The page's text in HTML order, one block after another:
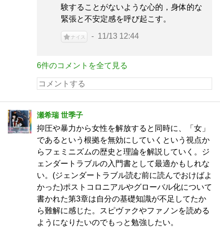
験することがないような心的，身体的な
緊張と不安定感を呼び起こす。
ナイス 11/13 12:44
6件のコメントを全て見る
瀬希瑞 世季子
抑圧や暴力から女性を解放すると同時に、「女」
であるという根拠を無効にしていくという視点か
らフェミニズムの歴史と理論を解説していく。ジ
ェンダートラブルの入門書として最適かもしれな
い。(ジェンダートラブル読む前に読んでおけばよ
かった)ポストコロニアルやグローバル化について
書かれた第3章は自分の基礎知識が不足してたか
ら難解に感じた。スピヴァクやファノンを読める
ようになりたいのでもっと勉強したい。